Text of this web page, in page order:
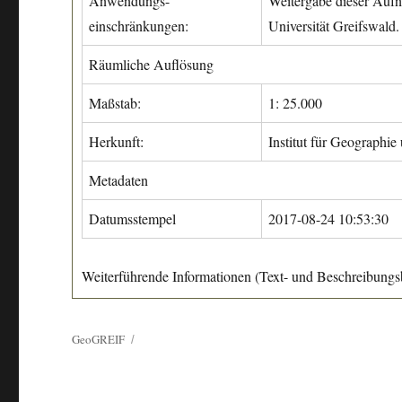
einschränkungen:
Universität Greifswald.
Räumliche Auflösung
Maßstab: 1: 25.000
Herkunft: Institut für
Metadaten
Datumsstempel 2017-08-24 10:53:30
Weiterführende Informationen (Text- und
GeoGREIF